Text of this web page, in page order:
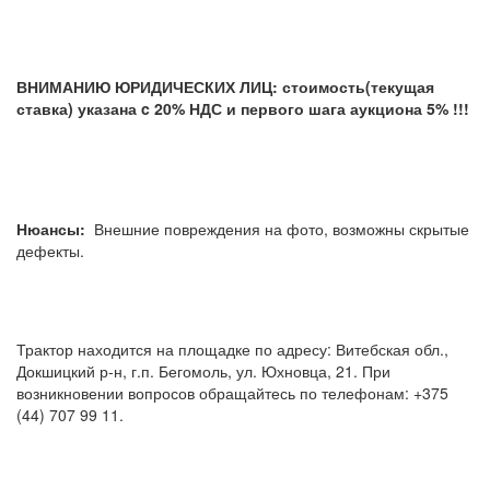
ВНИМАНИЮ ЮРИДИЧЕСКИХ ЛИЦ: стоимость(текущая
ставка) указана c 20% НДС и первого шага аукциона 5% !!!
Нюансы: Внешние повреждения на фото, возможны скрытые
дефекты.
Трактор находится на площадке по адресу: Витебская обл.,
Докшицкий р-н, г.п. Бегомоль, ул. Юхновца, 21. При
возникновении вопросов обращайтесь по телефонам: +375
(44) 707 99 11.